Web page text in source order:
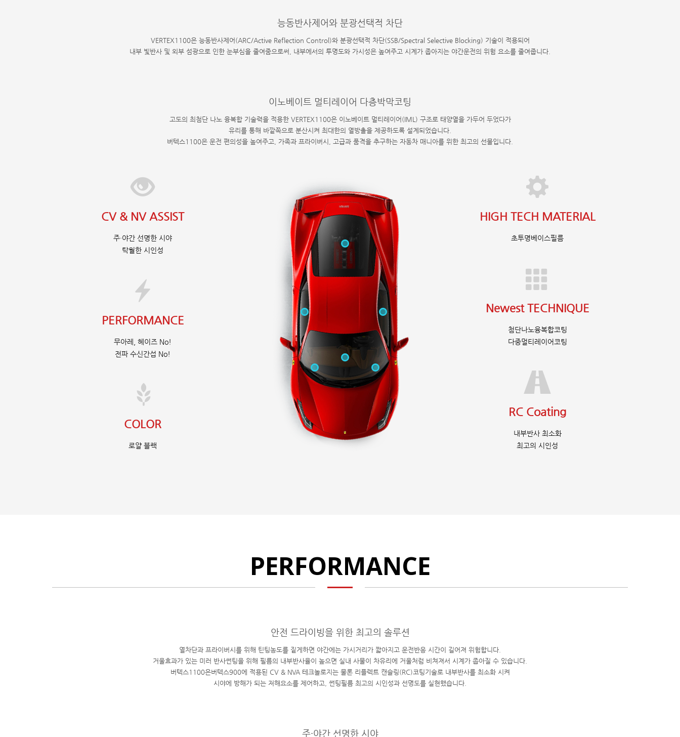
능동반사제어와 분광선택적 차단
VERTEX1100은 능동반사제어(ARC/Active Reflection Control)와 분광선택적 차단(SSB/Spectral Selective Blocking) 기술이 적용되어
내부 빛반사 및 외부 섬광으로 인한 눈부심을 줄여줌으로써, 내부에서의 투명도와 가시성은 높여주고 시계가 좁아지는 야간운전의 위험 요소를 줄여줍니다.
이노베이트 멀티레이어 다층박막코팅
고도의 최첨단 나노 융복합 기술력을 적용한 VERTEX1100은 이노베이트 멀티레이어(IML) 구조로 태양열을 가두어 두었다가
유리를 통해 바깥쪽으로 분산시켜 최대한의 열방출을 제공하도록 설계되었습니다.
버텍스1100은 운전 편의성을 높여주고, 가족과 프라이버시, 고급과 품격을 추구하는 자동차 매니아를 위한 최고의 선물입니다.
CV & NV ASSIST
주·야간 선명한 시야
탁월한 시인성
PERFORMANCE
무아레, 헤이즈 No!
전파 수신간섭 No!
COLOR
로얄 블랙
HIGH TECH MATERIAL
초투명베이스필름
Newest TECHNIQUE
첨단나노융복합코팅
다중멀티레이어코팅
RC Coating
내부반사 최소화
최고의 시인성
PERFORMANCE
안전 드라이빙을 위한 최고의 솔루션
열차단과 프라이버시를 위해 틴팅농도를 짙게하면 야간에는 가시거리가 짧아지고 운전반응 시간이 길어져 위험합니다.
거울효과가 있는 미러 반사썬팅을 위해 필름의 내부반사율이 높으면 실내 사물이 차유리에 거울처럼 비쳐져서 시계가 좁아질 수 있습니다.
버텍스1100은버텍스900에 적용된 CV & NVA 테크놀로지는 물론 리플렉트 캔슬링(RC)코팅기술로 내부반사를 최소화 시켜
시야에 방해가 되는 저해요소를 제어하고, 썬팅필름 최고의 시인성과 선명도를 실현했습니다.
주·야간 선명한 시야